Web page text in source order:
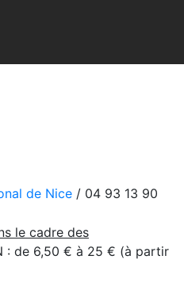
de Nice / 04 93 13 90
le cadre des
: de 6,50 € à 25 € (à partir